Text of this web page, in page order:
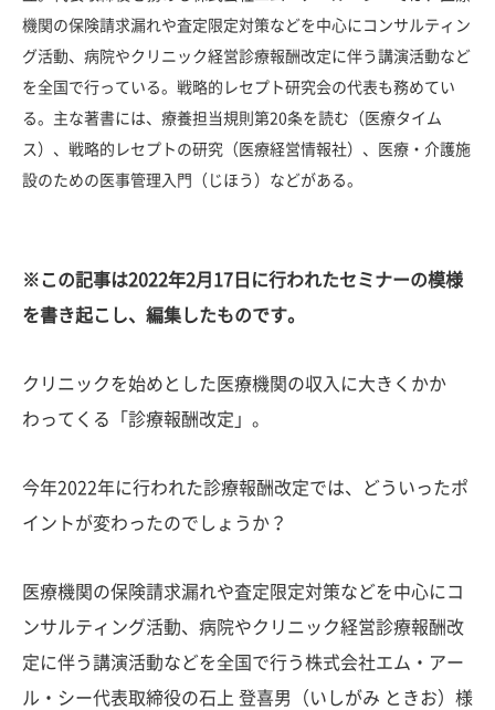
機関の保険請求漏れや査定限定対策などを中心にコンサルティン
グ活動、病院やクリニック経営診療報酬改定に伴う講演活動など
を全国で行っている。戦略的レセプト研究会の代表も務めてい
る。主な著書には、療養担当規則第20条を読む（医療タイム
ス）、戦略的レセプトの研究（医療経営情報社）、医療・介護施
設のための医事管理入門（じほう）などがある。
※この記事は2022年2月17日に行われたセミナーの模様
を書き起こし、編集したものです。
クリニックを始めとした医療機関の収入に大きくかか
わってくる「診療報酬改定」。
今年2022年に行われた診療報酬改定では、どういったポ
イントが変わったのでしょうか？
医療機関の保険請求漏れや査定限定対策などを中心にコ
ンサルティング活動、病院やクリニック経営診療報酬改
定に伴う講演活動などを全国で行う株式会社エム・アー
ル・シー代表取締役の石上 登喜男（いしがみ ときお）様